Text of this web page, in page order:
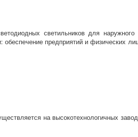
светильников для
предприятий и физических
на высокотехнологичных